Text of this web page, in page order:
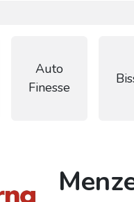
Auto
Finesse